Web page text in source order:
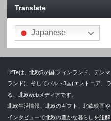
Translate
Japanese
LifTeは、北欧5か国(フィンランド、デン
ランド)、そしてバルト3国(エストニア、
る、北欧webメディアです。
北欧生活情報、北欧のギフト、北欧映画
インタビューで北欧の豊かな暮らしを紐解